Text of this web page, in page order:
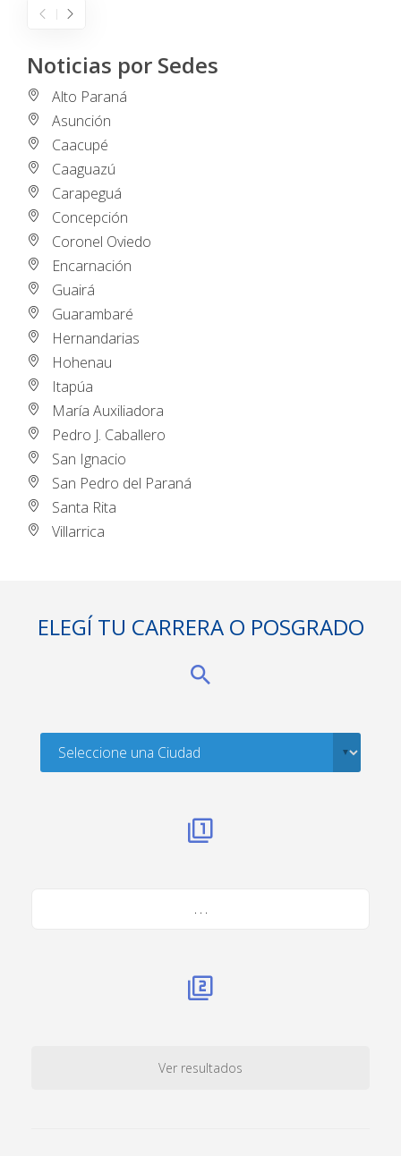
Noticias por Sedes
Alto Paraná
Asunción
Caacupé
Caaguazú
Carapeguá
Concepción
Coronel Oviedo
Encarnación
Guairá
Guarambaré
Hernandarias
Hohenau
Itapúa
María Auxiliadora
Pedro J. Caballero
San Ignacio
San Pedro del Paraná
Santa Rita
Villarrica
ELEGÍ TU CARRERA O POSGRADO
Ver resultados